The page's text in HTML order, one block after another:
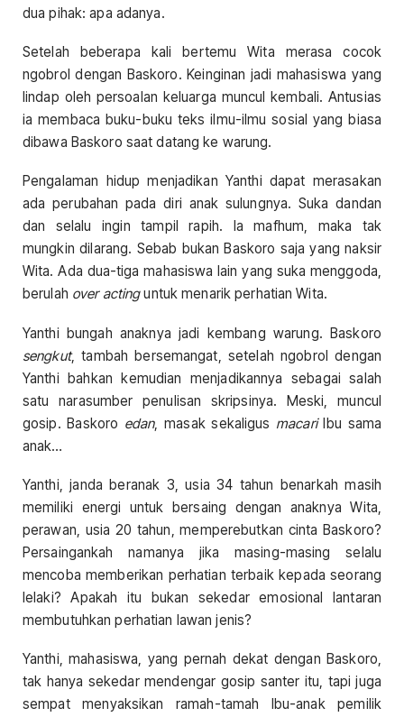
dua pihak: apa adanya.
Setelah beberapa kali bertemu Wita merasa cocok
ngobrol dengan Baskoro. Keinginan jadi mahasiswa yang
lindap oleh persoalan keluarga muncul kembali. Antusias
ia membaca buku-buku teks ilmu-ilmu sosial yang biasa
dibawa Baskoro saat datang ke warung.
Pengalaman hidup menjadikan Yanthi dapat merasakan
ada perubahan pada diri anak sulungnya. Suka dandan
dan selalu ingin tampil rapih. Ia mafhum, maka tak
mungkin dilarang. Sebab bukan Baskoro saja yang naksir
Wita. Ada dua-tiga mahasiswa lain yang suka menggoda,
berulah over actinguntuk menarik perhatian Wita.
Yanthi bungah anaknya jadi kembang warung. Baskoro
sengkut, tambah bersemangat, setelah ngobrol dengan
Yanthi bahkan kemudian menjadikannya sebagai salah
satu narasumber penulisan skripsinya. Meski, muncul
gosip. Baskoro edan, masak sekaligus macariIbu sama
anak…
Yanthi, janda beranak 3, usia 34 tahun benarkah masih
memiliki energi untuk bersaing dengan anaknya Wita,
perawan, usia 20 tahun, memperebutkan cinta Baskoro?
Persaingankah namanya jika masing-masing selalu
mencoba memberikan perhatian terbaik kepada seorang
lelaki? Apakah itu bukan sekedar emosional lantaran
membutuhkan perhatian lawan jenis?
Yanthi, mahasiswa, yang pernah dekat dengan Baskoro,
tak hanya sekedar mendengar gosip santer itu, tapi juga
sempat menyaksikan ramah-tamah Ibu-anak pemilik